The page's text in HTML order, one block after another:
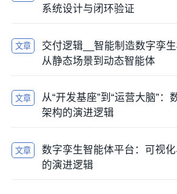
系统设计与闭环验证
文章
交付逻辑__智能制造数字孪生
从静态场景到动态智能体
文章
从“开发基座”到“运营大脑”：
架构的演进逻辑
文章
数字孪生智能体平台：可视
的演进逻辑